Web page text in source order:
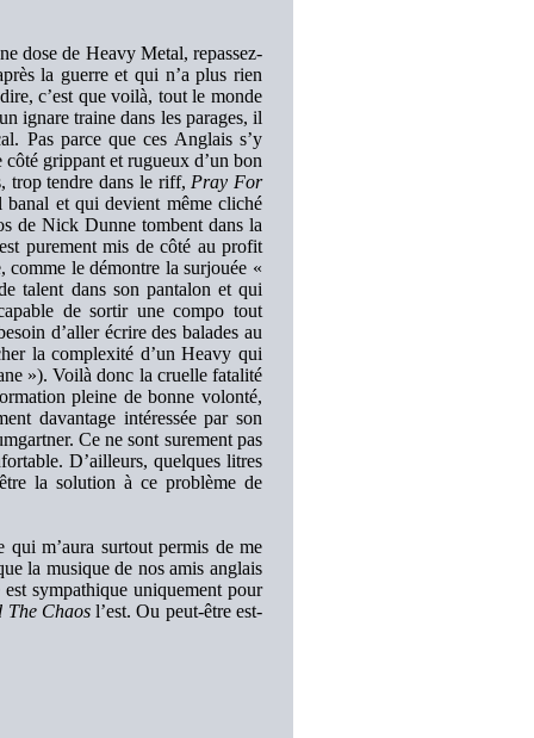
dose de Heavy Metal, repassez-
la guerre et qui n’a plus rien
c’est que voilà, tout le monde
ignare traine dans les parages, il
Pas parce que ces Anglais s’y
grippant et rugueux d’un bon
trop tendre dans le riff, Pray For
banal et qui devient même cliché
de Nick Dunne tombent dans la
purement mis de côté au profit
comme le démontre la surjouée «
talent dans son pantalon et qui
de sortir une compo tout
d’aller écrire des balades au
la complexité d’un Heavy qui
»). Voilà donc la cruelle fatalité
pleine de bonne volonté,
davantage intéressée par son
Ce ne sont surement pas
D’ailleurs, quelques litres
la solution à ce problème de
qui m’aura surtout permis de me
la musique de nos amis anglais
sympathique uniquement pour
Chaosl’est. Ou peut-être est-